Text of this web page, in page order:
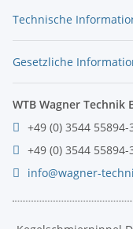
Technische
Gesetzliche
WTB Wagner Technik
+49 (0) 3544 55894-
+49 (0) 3544 55894-
info@wagner-